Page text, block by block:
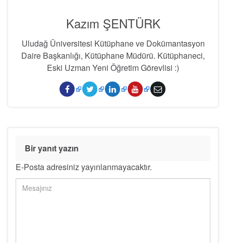
Kazım ŞENTÜRK
Uludağ Üniversitesi Kütüphane ve Dokümantasyon
Daire Başkanlığı, Kütüphane Müdürü. Kütüphaneci,
Eski Uzman Yeni Öğretim Görevlisi :)
Bir yanıt yazın
E-Posta adresiniz yayınlanmayacaktır.